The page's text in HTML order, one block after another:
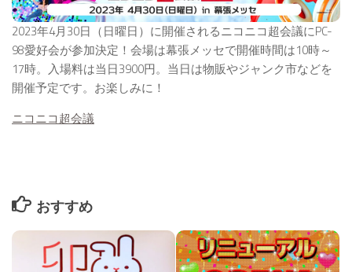
2023年4月30日（日曜日）に開催されるニコニコ超会議にPC-
98愛好会が参加決定！会場は幕張メッセで開催時間は10時～
17時。入場料は当日3900円。当日は物販やジャンク市などを
開催予定です。お楽しみに！
ニコニコ超会議
おすすめ